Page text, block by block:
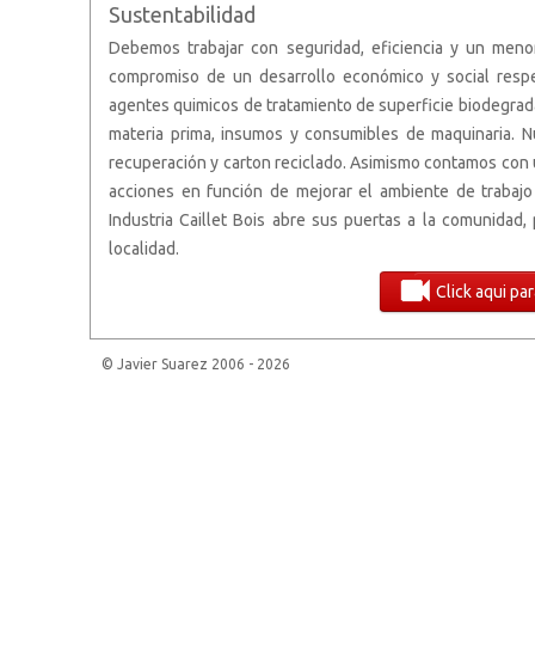
Sustentabilidad
Debemos trabajar con seguridad, eficiencia y un
compromiso de un desarrollo económico y social
agentes quimicos de tratamiento de superficie
materia prima, insumos y consumibles de maquinaria.
recuperación y carton reciclado. Asimismo contamos
acciones en función de mejorar el ambiente de
Industria Caillet Bois abre sus puertas a la
localidad.
Click aqui
© Javier Suarez 2006 - 2026